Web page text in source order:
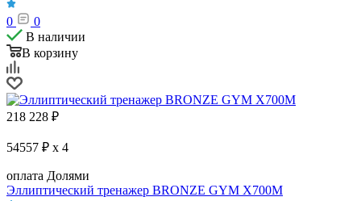
0
0
В наличии
В корзину
218 228 ₽
54557 ₽ x 4
оплата Долями
Эллиптический тренажер BRONZE GYM X700M